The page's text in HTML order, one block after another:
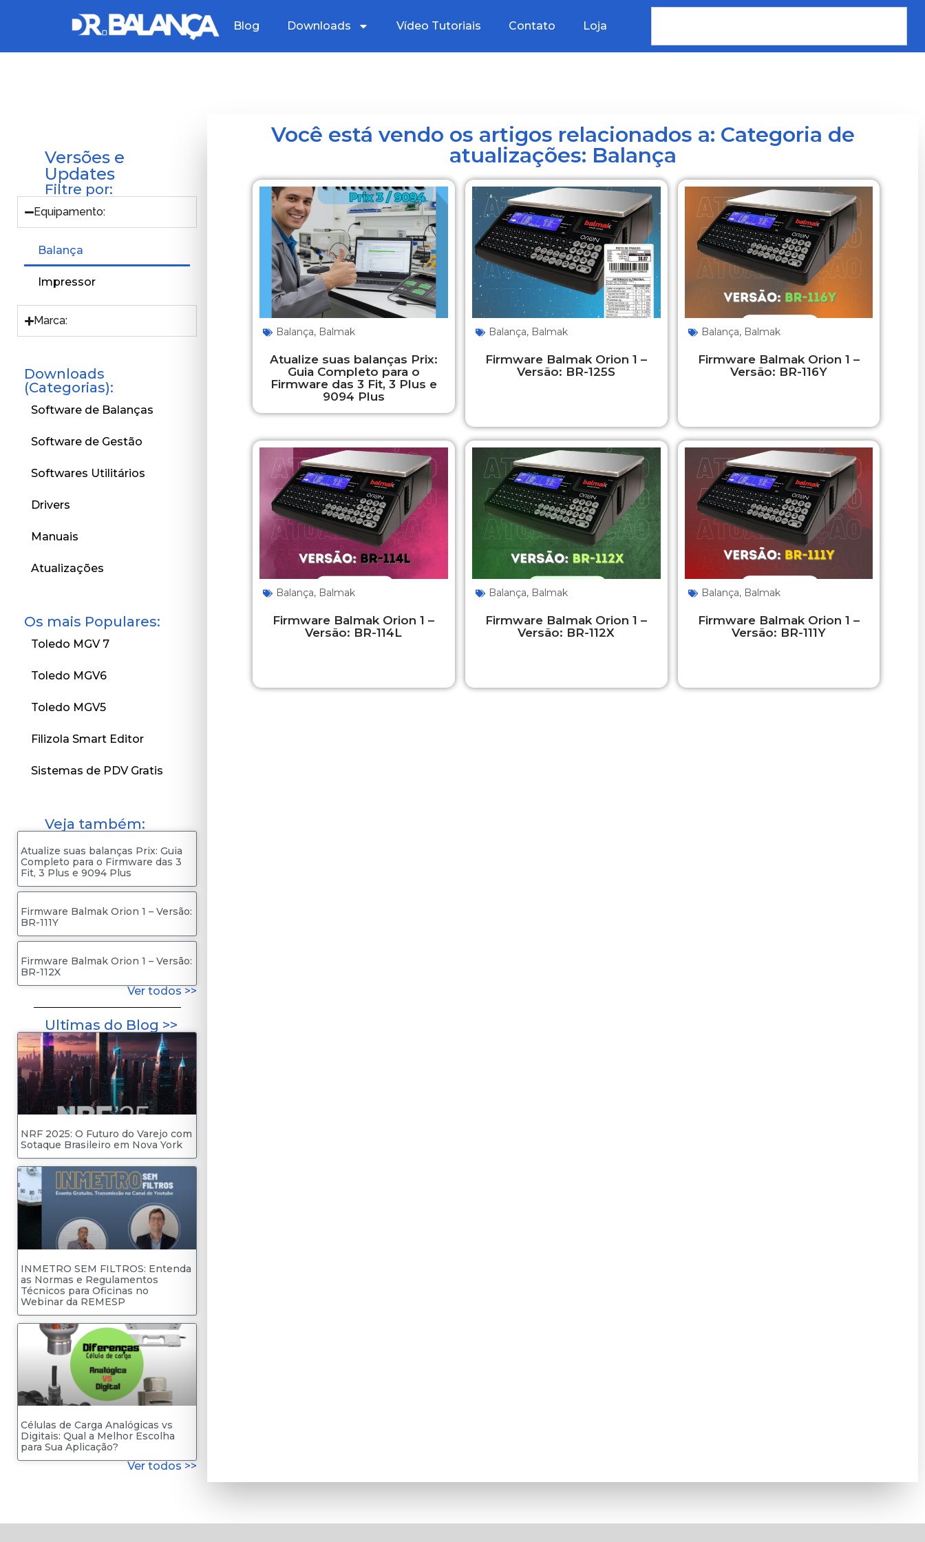
Blog Downloads Vídeo Tutoriais Contato Loja
Versões e
Updates
Filtre por:
Equipamento:
Balança
Impressor
Marca:
Downloads
(Categorias):
Software de Balanças
Software de Gestão
Softwares Utilitários
Drivers
Manuais
Atualizações
Os mais Populares:
Toledo MGV 7
Toledo MGV6
Toledo MGV5
Filizola Smart Editor
Sistemas de PDV Gratis
Veja também:
Atualize suas balanças Prix: Guia
Completo para o Firmware das 3
Fit, 3 Plus e 9094 Plus
Firmware Balmak Orion 1 – Versão:
BR-111Y
Firmware Balmak Orion 1 – Versão:
BR-112X
Ver todos >>
Ultimas do Blog >>
NRF 2025: O Futuro do Varejo com
Sotaque Brasileiro em Nova York
INMETRO SEM FILTROS: Entenda
as Normas e Regulamentos
Técnicos para Oficinas no
Webinar da REMESP
Células de Carga Analógicas vs
Digitais: Qual a Melhor Escolha
para Sua Aplicação?
Ver todos >>
Você está vendo os artigos relacionados a: Categoria de
atualizações: Balança
Balança, Balmak
Atualize suas balanças Prix:
Guia Completo para o
Firmware das 3 Fit, 3 Plus e
9094 Plus
Balança, Balmak
Firmware Balmak Orion 1 –
Versão: BR-125S
Balança, Balmak
Firmware Balmak Orion 1 –
Versão: BR-116Y
Balança, Balmak
Firmware Balmak Orion 1 –
Versão: BR-114L
Balança, Balmak
Firmware Balmak Orion 1 –
Versão: BR-112X
Balança, Balmak
Firmware Balmak Orion 1 –
Versão: BR-111Y